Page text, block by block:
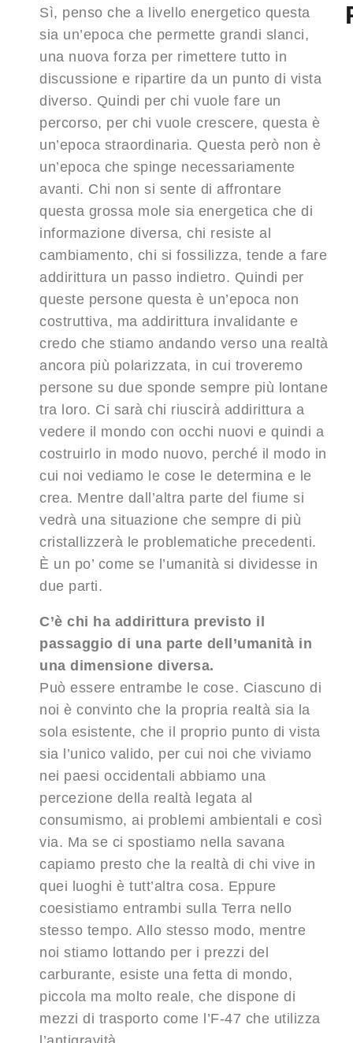
Sì, penso che a livello energetico questa
sia un’epoca che permette grandi slanci,
una nuova forza per rimettere tutto in
discussione e ripartire da un punto di vista
diverso. Quindi per chi vuole fare un
percorso, per chi vuole crescere, questa è
un’epoca straordinaria. Questa però non è
un’epoca che spinge necessariamente
avanti. Chi non si sente di affrontare
questa grossa mole sia energetica che di
informazione diversa, chi resiste al
cambiamento, chi si fossilizza, tende a fare
addirittura un passo indietro. Quindi per
queste persone questa è un’epoca non
costruttiva, ma addirittura invalidante e
credo che stiamo andando verso una realtà
ancora più polarizzata, in cui troveremo
persone su due sponde sempre più lontane
tra loro. Ci sarà chi riuscirà addirittura a
vedere il mondo con occhi nuovi e quindi a
costruirlo in modo nuovo, perché il modo in
cui noi vediamo le cose le determina e le
crea. Mentre dall’altra parte del fiume si
vedrà una situazione che sempre di più
cristallizzerà le problematiche precedenti.
È un po’ come se l’umanità si dividesse in
due parti.
C’è chi ha addirittura previsto il
passaggio di una parte dell’umanità in
una dimensione diversa.
Può essere entrambe le cose. Ciascuno di
noi è convinto che la propria realtà sia la
sola esistente, che il proprio punto di vista
sia l’unico valido, per cui noi che viviamo
nei paesi occidentali abbiamo una
percezione della realtà legata al
consumismo, ai problemi ambientali e così
via. Ma se ci spostiamo nella savana
capiamo presto che la realtà di chi vive in
quei luoghi è tutt’altra cosa. Eppure
coesistiamo entrambi sulla Terra nello
stesso tempo. Allo stesso modo, mentre
noi stiamo lottando per i prezzi del
carburante, esiste una fetta di mondo,
piccola ma molto reale, che dispone di
mezzi di trasporto come l’F-47 che utilizza